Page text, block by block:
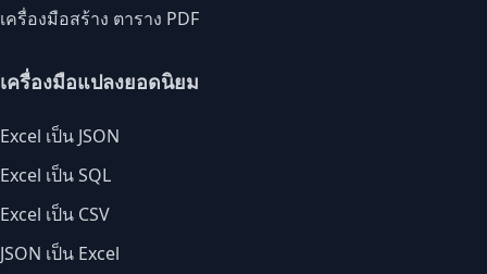
เครื่องมือสร้าง ตาราง PDF
เครื่องมือแปลงยอดนิยม
Excel เป็น JSON
Excel เป็น SQL
Excel เป็น CSV
JSON เป็น Excel